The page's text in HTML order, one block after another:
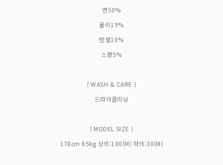
면50%
몰리19%
텐셀10%
스판5%
ㅣWASH & CAREㅣ
드라이클리닝
ㅣMODEL SIZEㅣ
178cm 65kg 상의:100(M) 하의:30(M)